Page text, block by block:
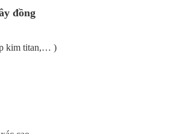
đồng
kim titan,… )